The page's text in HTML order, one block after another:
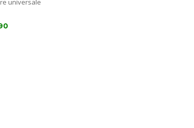
universale